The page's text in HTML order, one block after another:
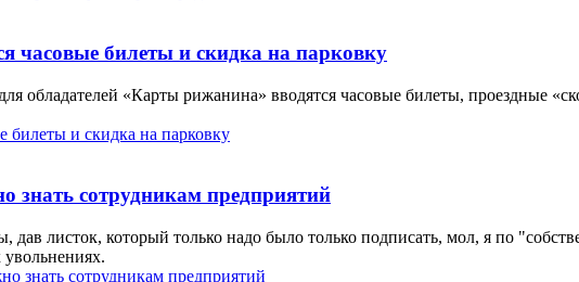
часовые билеты и скидка на парковку
обладателей «Карты рижанина» вводятся часовые билеты, проездные
знать сотрудникам предприятий
дав листок, который только надо было только подписать, мол, я по